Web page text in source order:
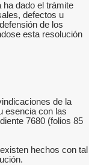
dado el trámite
defectos u
de los
esta resolución
de la
esencia con las
7680 (folios 85
hechos con tal